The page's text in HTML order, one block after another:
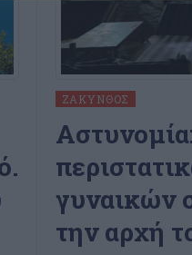
ΖΆΚΥΝΘΟΣ
γυναικών
την αρχή